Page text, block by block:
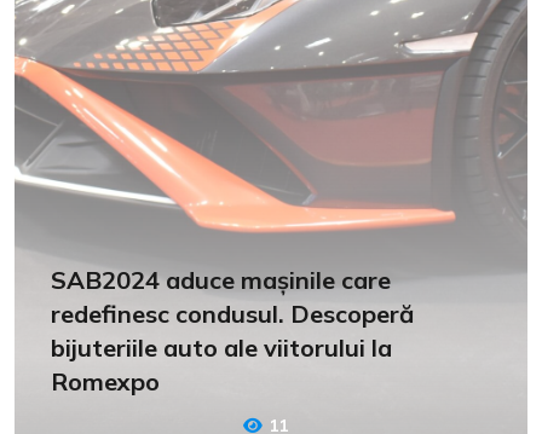
SAB2024 aduce mașinile care
redefinesc condusul. Descoperă
bijuteriile auto ale viitorului la
Romexpo
11